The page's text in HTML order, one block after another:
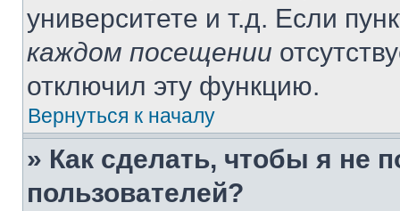
университете и т.д. Если
каждом посещении
отключил эту функцию.
Вернуться к началу
» Как сделать, чтобы я не
пользователей?